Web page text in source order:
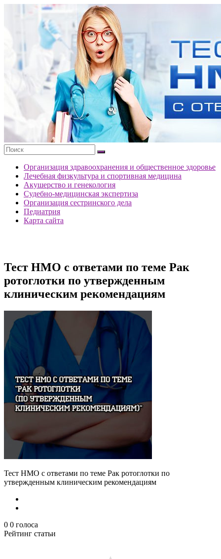
содержимому
портала
ответами
Организация здравоохранения и общественное здоровье
Лечебная физкультура и спортивная медицина
Акушерство и генекология
Судебно-медицинская экспертиза
Организация сестринского дела
Педиатрия
Карта сайта
Тест НМО с ответами по теме Рак
ротоглотки по утвержденным
клиническим рекомендациям
Тест НМО с ответами по теме Рак ротоглотки по
утвержденным клиническим рекомендациям
0 0 голоса
Рейтинг статьи